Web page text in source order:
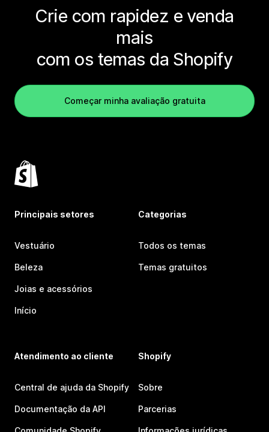
Crie com rapidez e venda
mais
com os temas da Shopify
Começar minha avaliação gratuita
Principais setores
Vestuário
Beleza
Joias e acessórios
Início
Categorias
Todos os temas
Temas gratuitos
Atendimento ao cliente
Central de ajuda da Shopify
Documentação da API
Shopify
Sobre
Parcerias